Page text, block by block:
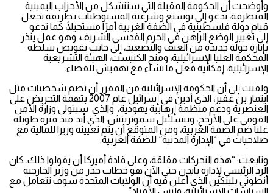
وأوضحت أن الحكومة المقبلة التي ستتشكل من الأحزاب اليمينية
المتطرفة، تدعو إلى توسيع وشرعنة المستوطنات بطريقة تجعل
قيام دولة فلسطينية في الضفة الغربية أمرًا مستحيلًا، كما تدعو
إلى تغيير الوضع الراهن في الحرم القدسي الشريف، وهو عمل ينذر
بإثارة جولة جديدة من العنف والتصعيد، إلى جانب تقويض سلطة
المحكمة العليا الإسرائيلية، ومنح الكنيست، الهيئة التشريعية
الإسرائيلية، إمكانية فعل ما تشاء مع تهميش للقضاء.
ولفتت إلى أن الحكومة الإسرائيلية من المقرر أن تضم شخصيات مثل
ايتمار بن غفير، الذي أدين في إسرائيل عام 2007 بتهمة التحريض على
العنصرية ودعم منظمة إرهابية يهودية، والذي سيتولى وزارة الأمن
القومي على الأرجح، وبتسلئيل سموتريتش، الذي أيد منذ فترة طويلة
علنا ضم الضفة الغربية، ومن المتوقع أن يتم تعيينه وزيرا للمالية مع
صلاحيات في “الإدارة المدنية” للضفة الغربية.
وتابعت: “هذه التحركات مقلقة، وعلى قادة أميركا أن يقولوا ذلك. كان
الرد الرئيسي لإدارة بايدن حتى الآن هو خطاب حذر من وزير الخارجية
أنطوني بلينكين الذي أعلن فيه أن الولايات المتحدة سوف تتعامل مع